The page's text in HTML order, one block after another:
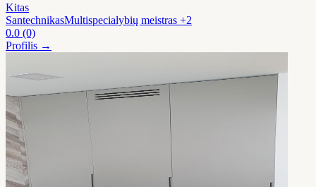
Kitas
SantechnikasMultispecialybių meistras +2
0.0 (0)
Profilis →